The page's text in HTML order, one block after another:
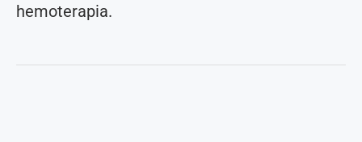
hemoterapia.